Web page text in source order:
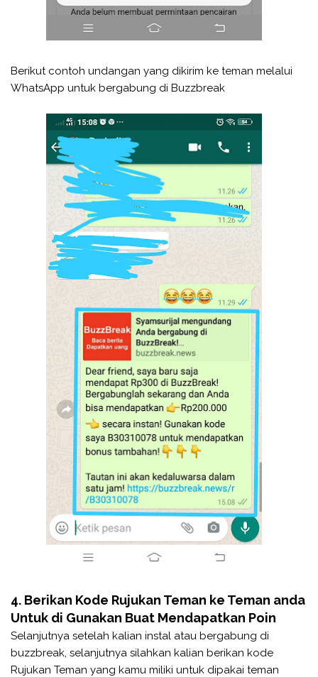
Berikut contoh undangan yang dikirim ke teman melalui
WhatsApp untuk bergabung di Buzzbreak
4. Berikan Kode Rujukan Teman ke Teman anda
Untuk di Gunakan Buat Mendapatkan Poin
Selanjutnya setelah kalian instal atau bergabung di
buzzbreak, selanjutnya silahkan kalian berikan kode
Rujukan Teman yang kamu miliki untuk dipakai teman